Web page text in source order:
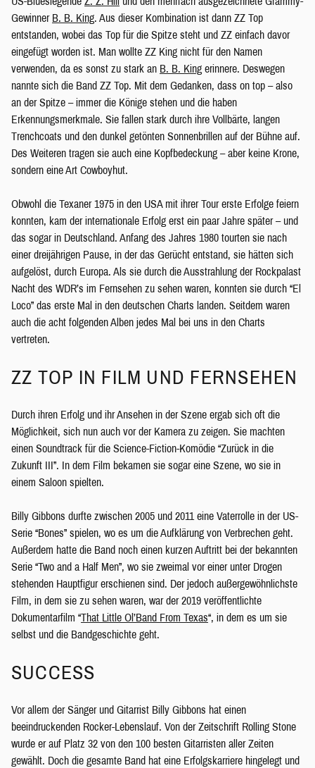
Gewinner B. B. King. Aus dieser Kombination ist dann ZZ Top
entstanden, wobei das Top für die Spitze steht und ZZ einfach davor
eingefügt worden ist. Man wollte ZZ King nicht für den Namen
verwenden, da es sonst zu stark an B. B. King erinnere. Deswegen
nannte sich die Band ZZ Top. Mit dem Gedanken, dass on top – also
an der Spitze – immer die Könige stehen und die haben
Erkennungsmerkmale. Sie fallen stark durch ihre Vollbärte, langen
Trenchcoats und den dunkel getönten Sonnenbrillen auf der Bühne auf.
Des Weiteren tragen sie auch eine Kopfbedeckung – aber keine Krone,
sondern eine Art Cowboyhut.
Obwohl die Texaner 1975 in den USA mit ihrer Tour erste Erfolge feiern
konnten, kam der internationale Erfolg erst ein paar Jahre später – und
das sogar in Deutschland. Anfang des Jahres 1980 tourten sie nach
einer dreijährigen Pause, in der das Gerücht entstand, sie hätten sich
aufgelöst, durch Europa. Als sie durch die Ausstrahlung der Rockpalast
Nacht des WDR’s im Fernsehen zu sehen waren, konnten sie durch “El
Loco” das erste Mal in den deutschen Charts landen. Seitdem waren
auch die acht folgenden Alben jedes Mal bei uns in den Charts
vertreten.
ZZ TOP IN FILM UND FERNSEHEN
Durch ihren Erfolg und ihr Ansehen in der Szene ergab sich oft die
Möglichkeit, sich nun auch vor der Kamera zu zeigen. Sie machten
einen Soundtrack für die Science-Fiction-Komödie “Zurück in die
Zukunft III”. In dem Film bekamen sie sogar eine Szene, wo sie in
einem Saloon spielten.
Billy Gibbons durfte zwischen 2005 und 2011 eine Vaterrolle in der US-
Serie “Bones” spielen, wo es um die Aufklärung von Verbrechen geht.
Außerdem hatte die Band noch einen kurzen Auftritt bei der bekannten
Serie “Two and a Half Men”, wo sie zweimal vor einer unter Drogen
stehenden Hauptfigur erschienen sind. Der jedoch außergewöhnlichste
Film, in dem sie zu sehen waren, war der 2019 veröffentlichte
Dokumentarfilm “That Little Ol’Band From Texas“, in dem es um sie
selbst und die Bandgeschichte geht.
SUCCESS
Vor allem der Sänger und Gitarrist Billy Gibbons hat einen
beeindruckenden Rocker-Lebenslauf. Von der Zeitschrift Rolling Stone
wurde er auf Platz 32 von den 100 besten Gitarristen aller Zeiten
gewählt. Doch die gesamte Band hat eine Erfolgskarriere hingelegt und